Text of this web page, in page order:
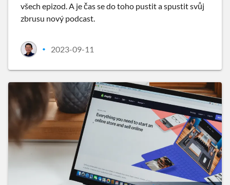
všech epizod. A je čas se do toho pustit a spustit svůj
zbrusu nový podcast.
• 2023-09-11